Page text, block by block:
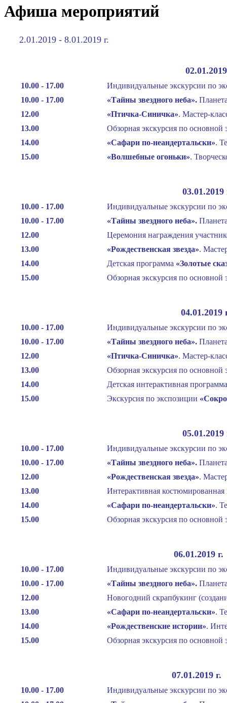
Афиша мероприятий
2.01.2019 - 8.01.2019 г.
10.00 - 17.00
10.00 - 17.00
12.00
13.00
14.00
15.00
Индивидуальные экскурсии по
«Тайны звездного неба».
«Птичка-Синичка». Мастер-
Обзорная экскурсия по основной
«Сафари по-неандертальски».
«Волшебные огоньки».
10.00 - 17.00
10.00 - 17.00
12.00
13.00
14.00
15.00
Индивидуальные экскурсии по
«Тайны звездного неба».
Церемония награждения
«Рождественская звезда».
Детская программа «Золотые
Обзорная экскурсия по основной
10.00 - 17.00
10.00 - 17.00
12.00
13.00
14.00
15.00
Индивидуальные экскурсии по
«Тайны звездного неба».
«Птичка-Синичка». Мастер-
Обзорная экскурсия по основной
Детская интерактивная
Экскурсия по экспозиции
10.00 - 17.00
10.00 - 17.00
12.00
13.00
14.00
15.00
Индивидуальные экскурсии по
«Тайны звездного неба».
«Рождественская звезда».
Интерактивная
«Сафари по-неандертальски».
Обзорная экскурсия по основной
06.01.2019
10.00 - 17.00
10.00 - 17.00
12.00
13.00
14.00
15.00
Индивидуальные экскурсии по
«Тайны звездного неба».
Новогодний скрапбукинг
«Сафари по-неандертальски».
«Рождественские истории».
Обзорная экскурсия по основной
07.01.2019
10.00 - 17.00
Индивидуальные экскурсии по